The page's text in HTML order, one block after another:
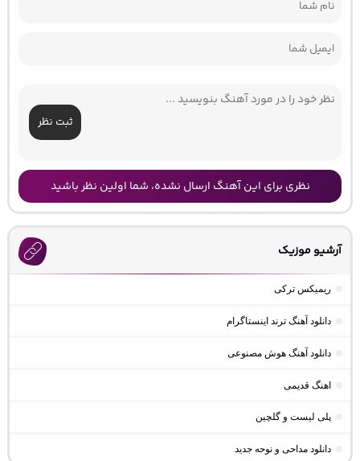
ثبت نظر
نظری برای این آهنگ ارسال نشده، شما اولین نظر باشید
آرشیو موزیک
ریمیکس ترکی
دانلود آهنگ ترند اینستاگرام
دانلود آهنگ هوش مصنوعی
اهنگ قدیمی
پلی لیست و گلچین
دانلود مداحی و نوحه جدید